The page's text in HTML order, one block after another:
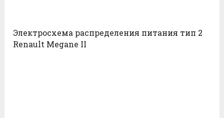
Электросхема распределения питания тип 2
Renault Megane II